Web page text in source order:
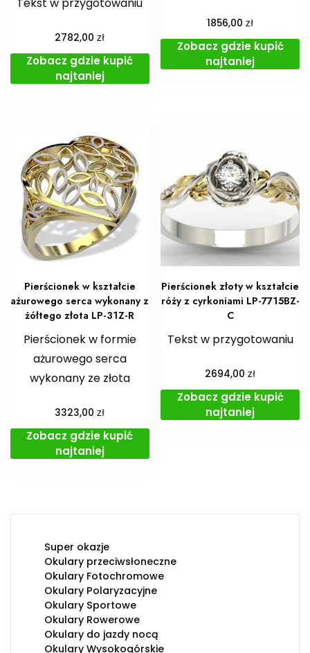
2782,00zł
Zobacz gdzie kupić
najtaniej
1856,00zł
Zobacz gdzie kupić
najtaniej
Pierścionek w kształcie
ażurowego serca wykonany z
żółtego złota LP-31Z-R
Pierścionek w formie
ażurowego serca
wykonany ze złota
3323,00zł
Zobacz gdzie kupić
najtaniej
Pierścionek złoty w kształcie
róży z cyrkoniami LP-7715BZ-
C
Tekst w przygotowaniu
2694,00zł
Zobacz gdzie kupić
najtaniej
Super okazje
Okulary przeciwsłoneczne
Okulary Fotochromowe
Okulary Polaryzacyjne
Okulary Sportowe
Okulary Rowerowe
Okulary do jazdy nocą
Okulary Wysokogórskie